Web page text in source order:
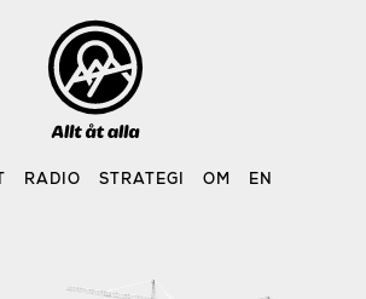
RADIO STRATEGI OM EN